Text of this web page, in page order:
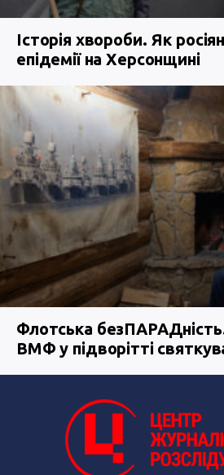
Історія хвороби. Як
епідемії на Херсонщині
Флотська
ВМФ у підворітті